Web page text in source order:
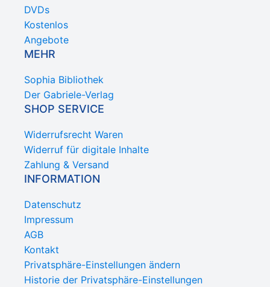
DVDs
Kostenlos
Angebote
MEHR
Sophia Bibliothek
Der Gabriele-Verlag
SHOP SERVICE
Widerrufsrecht Waren
Widerruf für digitale Inhalte
Zahlung & Versand
INFORMATION
Datenschutz
Impressum
AGB
Kontakt
Privatsphäre-Einstellungen ändern
Historie der Privatsphäre-Einstellungen